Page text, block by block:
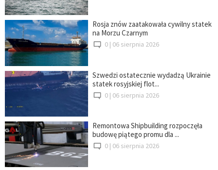
Rosja znów zaatakowała cywilny statek
na Morzu Czarnym
0 | 06 sierpnia 2026
Szwedzi ostatecznie wydadzą Ukrainie
statek rosyjskiej flot...
0 | 06 sierpnia 2026
Remontowa Shipbuilding rozpoczęła
budowę piątego promu dla ...
0 | 06 sierpnia 2026